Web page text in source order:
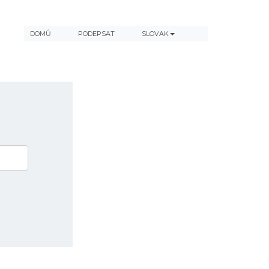
DOMŮ PODEPSAT SLOVAK